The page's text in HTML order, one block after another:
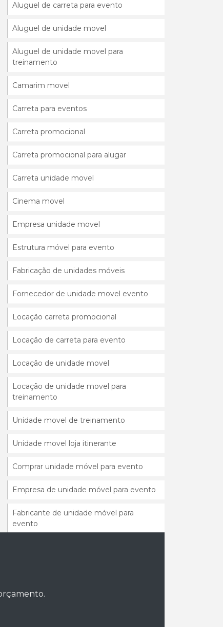
Aluguel de carreta para evento
Aluguel de unidade movel
Aluguel de unidade movel para
treinamento
Camarim movel
Carreta para eventos
Carreta promocional
Carreta promocional para alugar
Carreta unidade movel
Cinema movel
Empresa unidade movel
Estrutura móvel para evento
Fabricação de unidades móveis
Fornecedor de unidade movel evento
Locação carreta promocional
Locação de carreta para evento
Locação de unidade movel
Locação de unidade movel para
treinamento
Unidade movel de treinamento
Unidade movel loja itinerante
Comprar unidade móvel para evento
Empresa de unidade móvel para evento
Fabricante de unidade móvel para
evento